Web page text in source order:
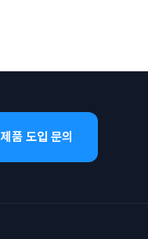
제품 도입 문의